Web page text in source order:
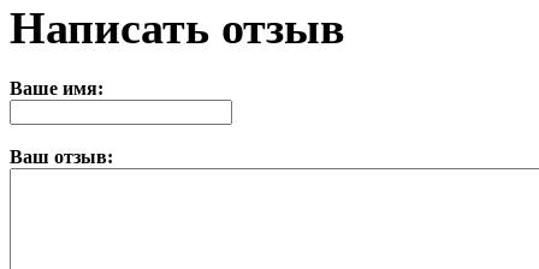
Написать отзыв
Ваше имя:
Ваш отзыв: